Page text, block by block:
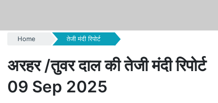
Home तेजी मंदी रिपोर्ट
अरहर /तुवर दाल की तेजी मंदी रिपोर्ट
09 Sep 2025